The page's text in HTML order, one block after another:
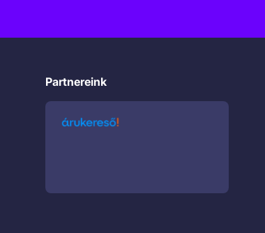
Partnereink